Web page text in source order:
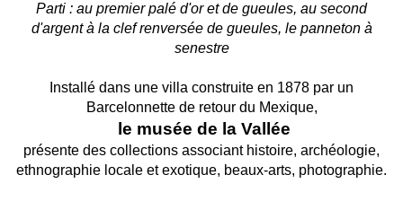
Parti : au premier palé d'or et de gueules, au second
d'argent à la clef renversée de gueules, le panneton à
senestre
Installé dans une villa construite en 1878 par un
Barcelonnette de retour du Mexique,
le musée de la Vallée
présente des collections associant histoire, archéologie,
ethnographie locale et exotique, beaux-arts, photographie.